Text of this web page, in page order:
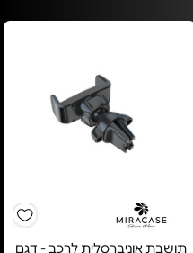
תושבת אוניברסלית לרכב - דגם